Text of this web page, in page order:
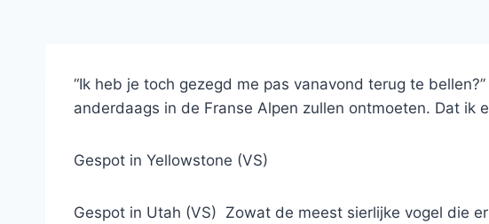
“Ik heb je toch gezegd me pas vanavond terug te
anderdaags in de Franse Alpen zullen ontmoeten. Dat
Gespot in Yellowstone (VS)
Gespot in Utah (VS) Zowat de meest sierlijke vogel die